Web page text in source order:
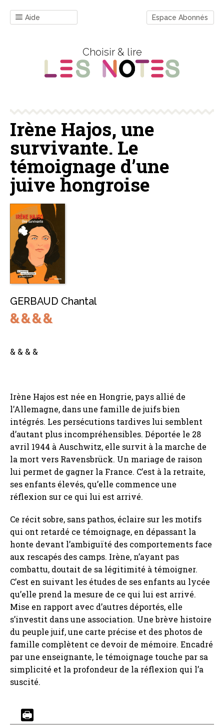
Aide Espace Abonnés
Choisir & lire
Irène Hajos, une
survivante. Le
témoignage d’une
juive hongroise
GERBAUD Chantal
& & & &
Irène Hajos est née en Hongrie, pays allié de
l’Allemagne, dans une famille de juifs bien
intégrés. Les persécutions tardives lui semblent
d’autant plus incompréhensibles. Déportée le 28
avril 1944 à Auschwitz, elle survit à la marche de
la mort vers Ravensbrück. Un mariage de raison
lui permet de gagner la France. C’est à la retraite,
ses enfants élevés, qu’elle commence une
réflexion sur ce qui lui est arrivé.
Ce récit sobre, sans pathos, éclaire sur les motifs
qui ont retardé ce témoignage, en dépassant la
honte devant l’ambiguïté des comportements face
aux rescapés des camps. Irène, n’ayant pas
combattu, doutait de sa légitimité à témoigner.
C’est en suivant les études de ses enfants au lycée
qu’elle prend la mesure de ce qui lui est arrivé.
Mise en rapport avec d’autres déportés, elle
s’investit dans une association. Une brève histoire
du peuple juif, une carte précise et des photos de
famille complètent ce devoir de mémoire. Encadré
par une enseignante, le témoignage touche par sa
simplicité et la profondeur de la réflexion qui l’a
suscité.